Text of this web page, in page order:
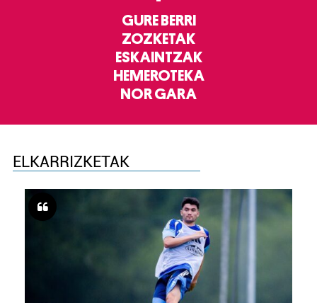
GURE BERRI
ZOZKETAK
ESKAINTZAK
HEMEROTEKA
NOR GARA
ELKARRIZKETAK